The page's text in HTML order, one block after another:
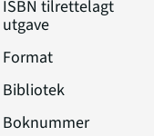
ISBN tilrettelagt
utgave
Format
Bibliotek
Boknummer